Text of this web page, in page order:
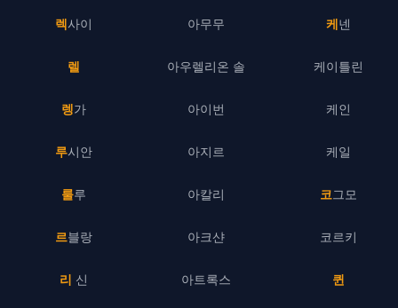
렉사이
렐
렝가
루시안
룰루
르블랑
리 신
아무무
아우렐리온 솔
아이번
아지르
아칼리
아크샨
아트록스
케넨
케이틀린
케인
케일
코그모
코르키
퀸